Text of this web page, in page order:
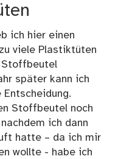
ich hier einen
viele Plastiktüten
Stoffbeutel
später kann ich
Stoffbeutel noch
ich dann
hatte – da ich mir
wollte - habe ich